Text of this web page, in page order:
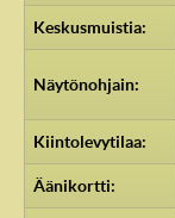
Keskusmuistia:
Näytönohjain:
Kiintolevytilaa:
Äänikortti: